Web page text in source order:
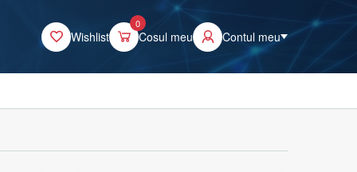
Wishlist
0
Cosul meu Contul meu